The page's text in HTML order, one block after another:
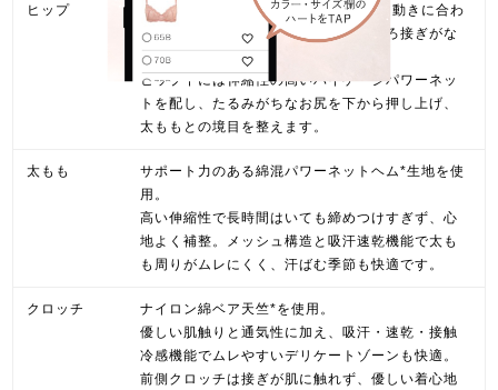
ヒップ
ナイロン綿ベア天竺*の一枚仕立てで、動きに合わ
せて伸縮し、お尻の丸みをキープ。後ろ接ぎがな
く快適なはき心地です。
ヒップ下には伸縮性の高いハイゲージパワーネッ
トを配し、たるみがちなお尻を下から押し上げ、
太ももとの境目を整えます。
太もも
サポート力のある綿混パワーネットヘム*生地を使
用。
高い伸縮性で長時間はいても締めつけすぎず、心
地よく補整。メッシュ構造と吸汗速乾機能で太も
も周りがムレにくく、汗ばむ季節も快適です。
クロッチ
ナイロン綿ベア天竺*を使用。
優しい肌触りと通気性に加え、吸汗・速乾・接触
冷感機能でムレやすいデリケートゾーンも快適。
前側クロッチは接ぎが肌に触れず、優しい着心地